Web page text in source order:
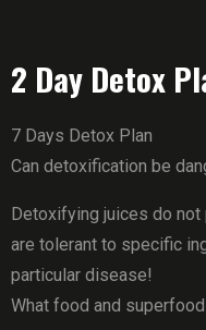
2 Day Detox
7 Days Detox Plan
Can detoxification be
Detoxifying juices do not
are tolerant to specific
particular disease!
What food and